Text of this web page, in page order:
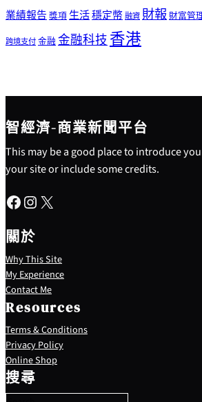
業績報告 獎項生活穩定幣融資 財報 財富管
跨境支付金融 金融科技 香港
智經濟-商業新聞平台
This may be a good place to introduce
your site or include some credits.
Facebook Instagram X
關於
Why This Site
My Experience
Contact Me
Resources
Terms & Conditions
Privacy Policy
Online Shop
搜尋
S
e
a